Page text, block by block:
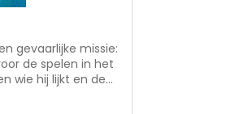
gevaarlijke missie:
de spelen in het
wie hij lijkt en de